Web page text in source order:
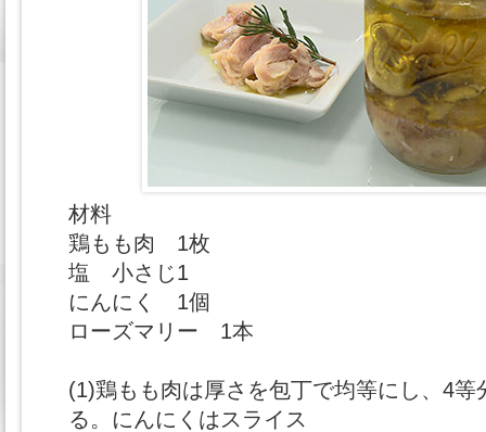
材料
鶏もも肉 1枚
塩 小さじ1
にんにく 1個
ローズマリー 1本
(1)鶏もも肉は厚さを包丁で均等にし、4等
る。にんにくはスライス